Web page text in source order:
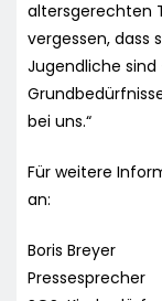
altersgerechten
vergessen, dass
Jugendliche
bei uns.“
Für weitere
an:
Boris Breyer
Pressesprecher